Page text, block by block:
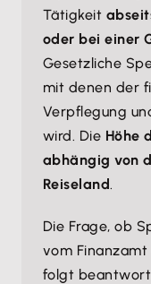
Tätigkeit
oder bei einer
Gesetzliche
mit denen der
Verpflegung
wird. Die Höhe
abhängig von
Reiseland.
Die Frage, ob
vom
folgt